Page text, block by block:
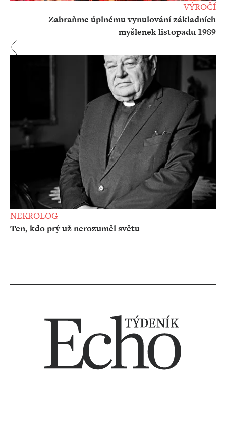
VÝROČÍ
Zabraňme úplnému vynulování základních
myšlenek listopadu 1989
NEKROLOG
Ten, kdo prý už nerozuměl světu